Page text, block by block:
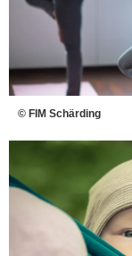
© FIM Schärding